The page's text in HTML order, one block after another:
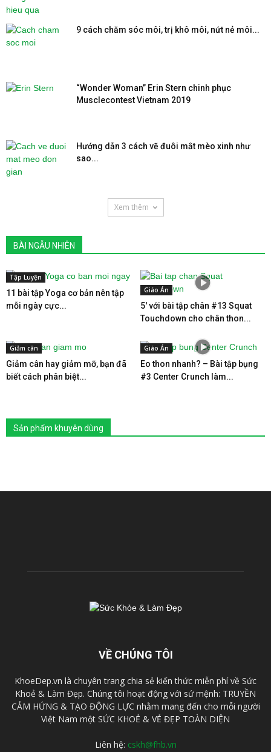
9 cách chăm sóc môi, trị khô môi, nứt nẻ môi...
“Wonder Woman” Erin Stern chinh phục
Musclecontest Vietnam 2019
Hướng dẫn 3 cách vẽ đuôi mắt mèo xinh như
sao...
Xem thêm
BÀI NGẪU NHIÊN
Tập Luyện
11 bài tập Yoga cơ bản nên tập
mỗi ngày cực...
Giáo Án
5′ với bài tập chân #13 Squat
Touchdown cho chân thon...
Giảm cân
Giảm cân hay giảm mỡ, bạn đã
biết cách phân biệt...
Giáo Án
Eo thon nhanh? – Bài tập bụng
#3 Center Crunch làm...
Sản phẩm khuyên dùng
VỀ CHÚNG TÔI
KhoeDep.vn là chuyên trang chia sẻ kiến thức miễn phí về Sức
Khoẻ & Làm Đẹp. Chúng tôi hoạt động với sứ mệnh: TRUYỀN
CẢM HỨNG & TẠO ĐỘNG LỰC nhằm mang đến cho mỗi người
Việt Nam một SỨC KHOẺ & VẺ ĐẸP TOÀN DIỆN
Liên hệ: cskh@fhb.vn